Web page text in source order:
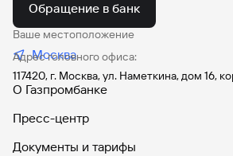
Обращение в банк
Ваше местоположение
Москва
Адрес головного офиса:
117420, г. Москва, ул. Наметкина, дом 16,
О Газпромбанке
Пресс-центр
Документы и тарифы